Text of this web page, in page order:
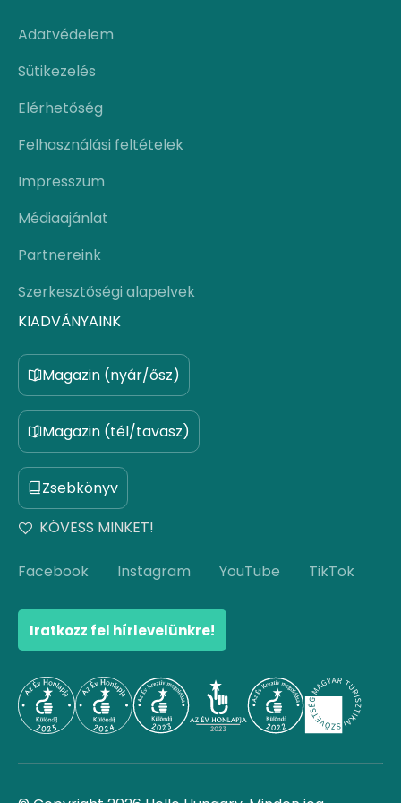
Adatvédelem
Sütikezelés
Elérhetőség
Felhasználási feltételek
Impresszum
Médiaajánlat
Partnereink
Szerkesztőségi alapelvek
KIADVÁNYAINK
Magazin (nyár/ősz)
Magazin (tél/tavasz)
Zsebkönyv
KÖVESS MINKET!
Facebook Instagram YouTube TikTok
Iratkozz fel hírlevelünkre!